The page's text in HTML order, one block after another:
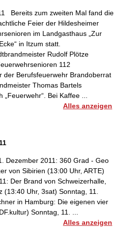
Bereits zum zweiten Mal fand die
Feier der Hildesheimer
im Landgasthaus „Zur
in Itzum statt.
Rudolf Plötze
112
der Berufsfeuerwehr Brandoberrat
Thomas Bartels
Bei Kaffee ...
Alles anzeigen
Dezember 2011: 360 Grad - Geo
von Sibirien (13:00 Uhr, ARTE)
Der Brand von Schweizerhalle,
Uhr, 3sat) Sonntag, 11.
in Hamburg: Die eigenen vier
Sonntag, 11. ...
Alles anzeigen